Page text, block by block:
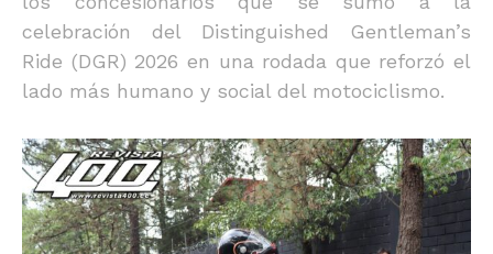
celebración del Distinguished Gentleman’s
Ride (DGR) 2026 en una rodada que reforzó el
lado más humano y social del motociclismo.